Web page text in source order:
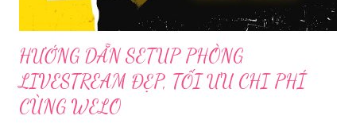
HƯỚNG DẪN SETUP PHÒNG
LIVESTREAM ĐẸP, TỐI ƯU CHI PHÍ
CÙNG WELO